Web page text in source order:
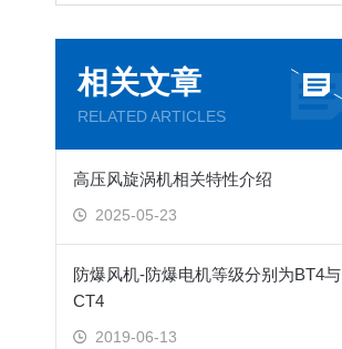
相关文章
RELATED ARTICLES
高压风旋涡机相关特性介绍
2025-05-23
防爆风机-防爆电机等级分别为BT4与
CT4
2019-06-13